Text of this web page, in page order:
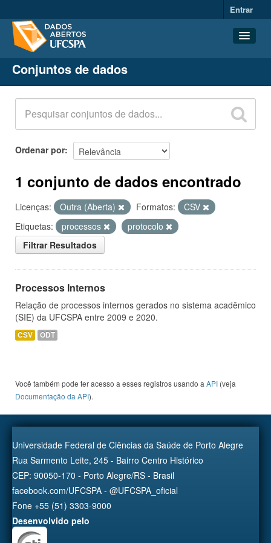
Entrar
Conjuntos de dados
Organizações
Grupos
Sobre
Conjuntos de dados
Ordenar por
1 conjunto de dados encontrado
Licenças: Outra (Aberta) Formatos:
CSV
Etiquetas:
processos
protocolo
Filtrar Resultados
Processos Internos
Relação de processos internos gerados no sistema acadêmico
(SIE) da UFCSPA entre 2009 e 2020.
CSV ODT
Você também pode ter acesso a esses registros usando a API (veja
Documentação da API).
Universidade Federal de Ciências da Saúde de Porto Alegre
Rua Sarmento Leite, 245 - Bairro Centro Histórico
CEP: 90050-170 - Porto Alegre/RS - Brasil
facebook.com/UFCSPA - @UFCSPA_oficial
Fone +55 (51) 3303-9000
Desenvolvido pelo